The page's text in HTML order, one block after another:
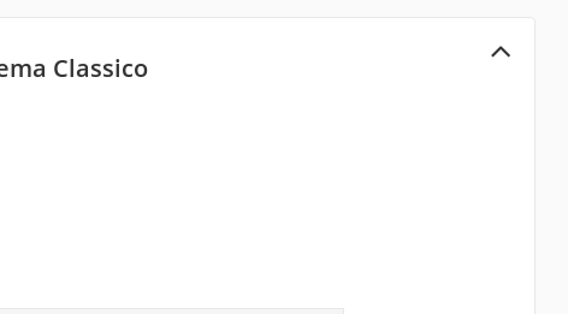
Classico